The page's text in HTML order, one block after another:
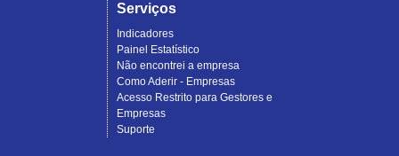
Serviços
Indicadores
Painel Estatístico
Não encontrei a empresa
Como Aderir - Empresas
Acesso Restrito para Gestores e
Empresas
Suporte